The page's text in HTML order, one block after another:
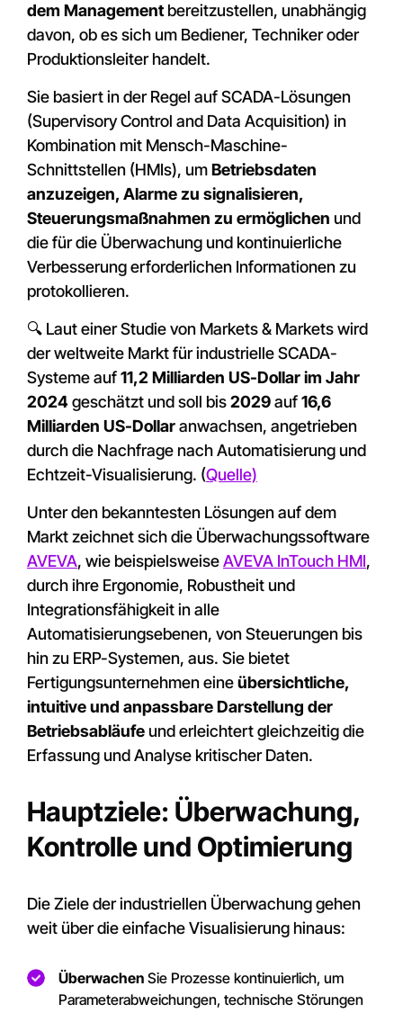
dem Management bereitzustellen, unabhängig
davon, ob es sich um Bediener, Techniker oder
Produktionsleiter handelt.
Sie basiert in der Regel auf SCADA-Lösungen
(Supervisory Control and Data Acquisition) in
Kombination mit Mensch-Maschine-
Schnittstellen (HMIs), umBetriebsdaten
anzuzeigen, Alarme zu signalisieren,
Steuerungsmaßnahmen zu ermöglichen und
die für die Überwachung und kontinuierliche
Verbesserung erforderlichen Informationen zu
protokollieren.
🔍 Laut einer Studie von Markets & Markets wird
der weltweite Markt für industrielle SCADA-
Systeme auf11,2 Milliarden US-Dollar im Jahr
2024geschätzt und soll bis2029auf16,6
Milliarden US-Dollaranwachsen, angetrieben
durch die Nachfrage nach Automatisierung und
Echtzeit-Visualisierung. (Quelle)
Unter den bekanntesten Lösungen auf dem
Markt zeichnet sich die Überwachungssoftware
AVEVA, wie beispielsweiseAVEVA InTouch HMI,
durch ihre Ergonomie, Robustheit und
Integrationsfähigkeit in alle
Automatisierungsebenen, von Steuerungen bis
hin zu ERP-Systemen, aus. Sie bietet
Fertigungsunternehmen eineübersichtliche,
intuitive und anpassbare Darstellung der
Betriebsabläufe und erleichtert gleichzeitig die
Erfassung und Analyse kritischer Daten.
Hauptziele: Überwachung,
Kontrolle und Optimierung
Die Ziele der industriellen Überwachung gehen
weit über die einfache Visualisierung hinaus:
Überwachen Sie Prozesse kontinuierlich, um
Parameterabweichungen, technische Störungen